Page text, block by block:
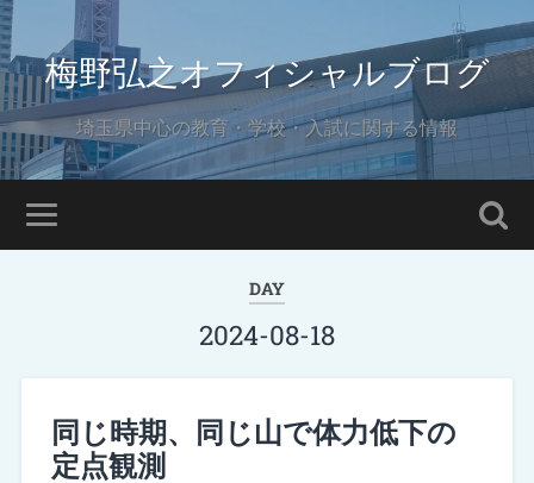
梅野弘之オフィシャルブログ
埼玉県中心の教育・学校・入試に関する情報
DAY
2024-08-18
同じ時期、同じ山で体力低下の
定点観測